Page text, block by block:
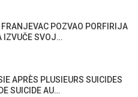
FRANJEVAC POZVAO PORFIRIJA
IZVUČE SVOJ…
APRÈS PLUSIEURS SUICIDES
SUICIDE AU…